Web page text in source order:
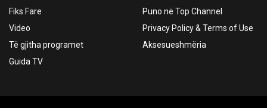
Fiks Fare
Video
Të gjitha programet
Guida TV
Puno në Top Channel
Privacy Policy & Terms of Use
Aksesueshmëria